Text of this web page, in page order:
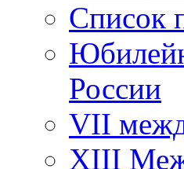
Список
России
VII
XIII